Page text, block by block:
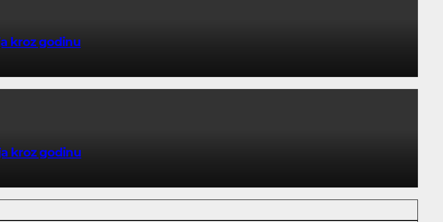
kroz godinu
kroz godinu